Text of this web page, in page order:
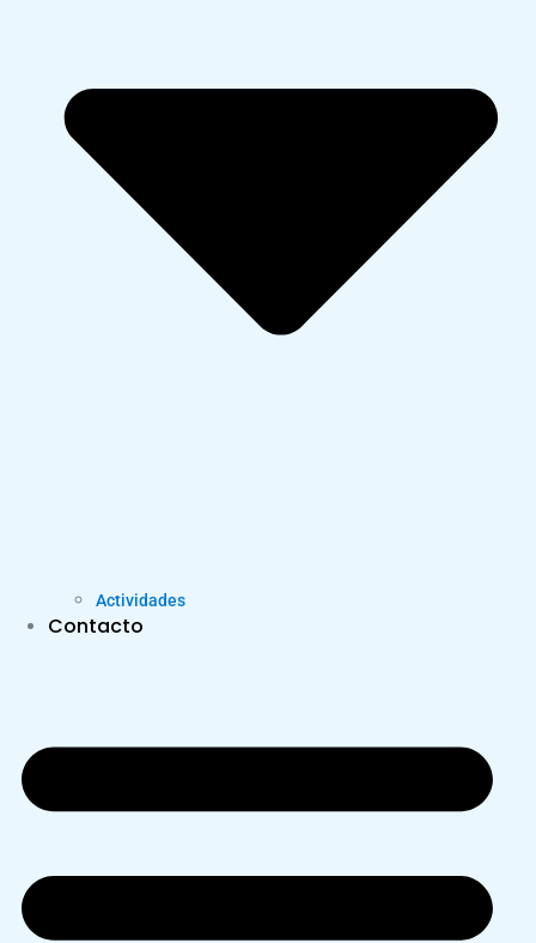
Actividades
Contacto